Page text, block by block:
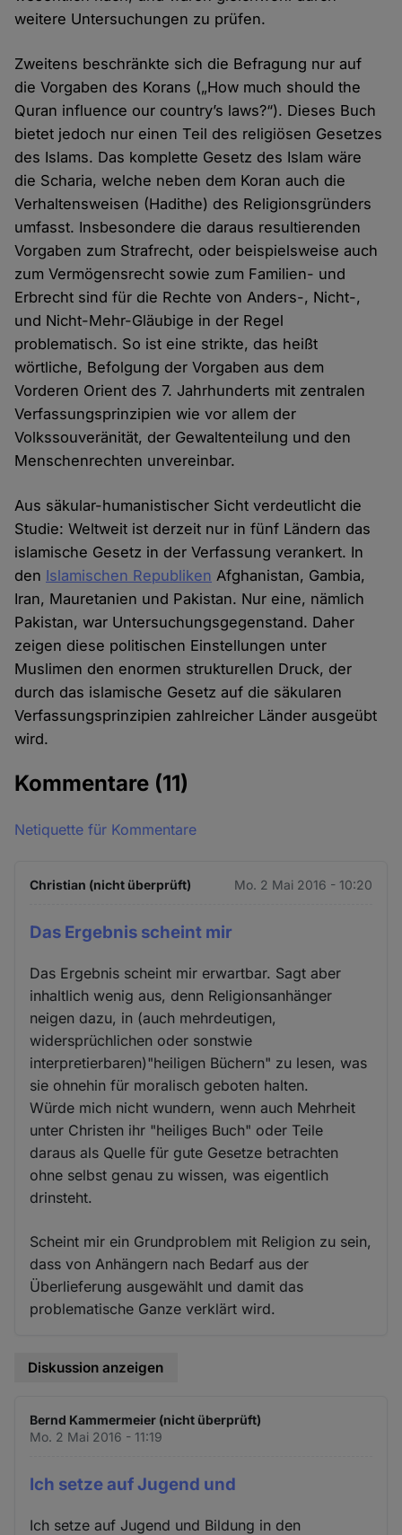
weitere Untersuchungen zu prüfen.
Zweitens beschränkte sich die Befragung nur auf
die Vorgaben des Korans („How much should the
Quran influence our country’s laws?“). Dieses Buch
bietet jedoch nur einen Teil des religiösen Gesetzes
des Islams. Das komplette Gesetz des Islam wäre
die Scharia, welche neben dem Koran auch die
Verhaltensweisen (Hadithe) des Religionsgründers
umfasst. Insbesondere die daraus resultierenden
Vorgaben zum Strafrecht, oder beispielsweise auch
zum Vermögensrecht sowie zum Familien- und
Erbrecht sind für die Rechte von Anders-, Nicht-,
und Nicht-Mehr-Gläubige in der Regel
problematisch. So ist eine strikte, das heißt
wörtliche, Befolgung der Vorgaben aus dem
Vorderen Orient des 7. Jahrhunderts mit zentralen
Verfassungsprinzipien wie vor allem der
Volkssouveränität, der Gewaltenteilung und den
Menschenrechten unvereinbar.
Aus säkular-humanistischer Sicht verdeutlicht die
Studie: Weltweit ist derzeit nur in fünf Ländern das
islamische Gesetz in der Verfassung verankert. In
den Islamischen Republiken Afghanistan, Gambia,
Iran, Mauretanien und Pakistan. Nur eine, nämlich
Pakistan, war Untersuchungsgegenstand. Daher
zeigen diese politischen Einstellungen unter
Muslimen den enormen strukturellen Druck, der
durch das islamische Gesetz auf die säkularen
Verfassungsprinzipien zahlreicher Länder ausgeübt
wird.
Kommentare (11)
Netiquette für Kommentare
Christian (nicht überprüft) Mo. 2 Mai 2016 - 10:20
Das Ergebnis scheint mir
Das Ergebnis scheint mir erwartbar. Sagt aber
inhaltlich wenig aus, denn Religionsanhänger
neigen dazu, in (auch mehrdeutigen,
widersprüchlichen oder sonstwie
interpretierbaren)"heiligen Büchern" zu lesen, was
sie ohnehin für moralisch geboten halten.
Würde mich nicht wundern, wenn auch Mehrheit
unter Christen ihr "heiliges Buch" oder Teile
daraus als Quelle für gute Gesetze betrachten
ohne selbst genau zu wissen, was eigentlich
drinsteht.
Scheint mir ein Grundproblem mit Religion zu sein,
dass von Anhängern nach Bedarf aus der
Überlieferung ausgewählt und damit das
problematische Ganze verklärt wird.
Diskussion anzeigen
Bernd Kammermeier (nicht überprüft)
Mo. 2 Mai 2016 - 11:19
Ich setze auf Jugend und
Ich setze auf Jugend und Bildung in den